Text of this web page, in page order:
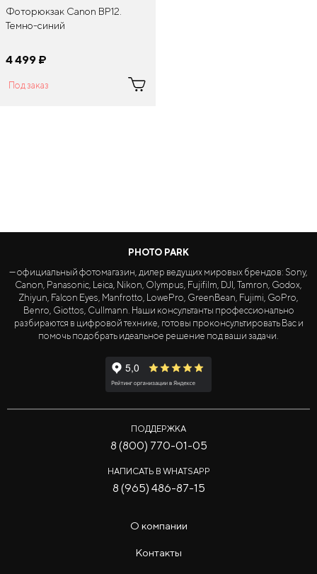
Фоторюкзак Canon BP12.
Темно-синий
4 499 ¤
Под заказ
PHOTO PARK
— официальный фотомагазин, дилер ведущих мировых брендов: Sony,
Canon, Panasonic, Leica, Nikon, Olympus, Fujifilm, DJI, Tamron, Godox,
Zhiyun, Falcon Eyes, Manfrotto, LowePro, GreenBean, Fujimi, GoPro,
Benro, Giottos, Cullmann. Наши консультанты профессионально
разбираются в цифровой технике, готовы проконсультировать Вас и
помочь подобрать идеальное решение под ваши задачи.
ПОДДЕРЖКА
8 (800) 770-01-05
НАПИСАТЬ В WHATSAPP
8 (965) 486-87-15
О компании
Контакты